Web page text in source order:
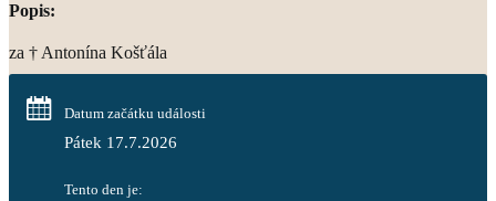
Popis:
za † Antonína Košťála
Datum začátku události
Pátek 17.7.2026
Tento den je: